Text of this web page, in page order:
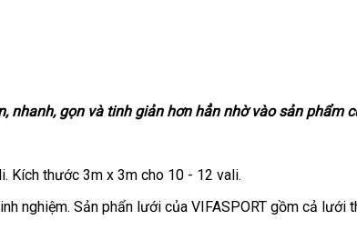
gọn và tinh giản hơn hẳn nhờ vào sản phẩm
Kích thước 3m x 3m cho 10 - 12 vali.
nghiệm. Sản phẩn lưới của VIFASPORT gồm cả